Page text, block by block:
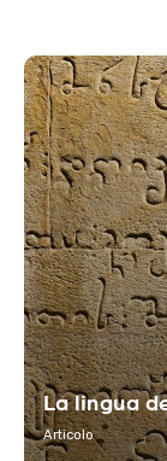
La lingua
Articolo